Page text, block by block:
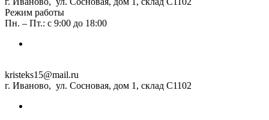
Режим работы
Пн. – Пт.: с 9:00 до 18:00
kristeks15@mail.ru
г. Иваново, ул. Сосновая, дом 1, склад С1102